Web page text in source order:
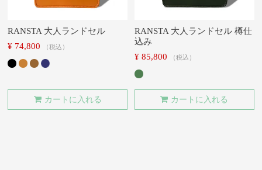
RANSTA 大人ランドセル
¥ 74,800 税込
カートに入れる
RANSTA 大人ランドセル 樽仕
込み
¥ 85,800 税込
カートに入れる